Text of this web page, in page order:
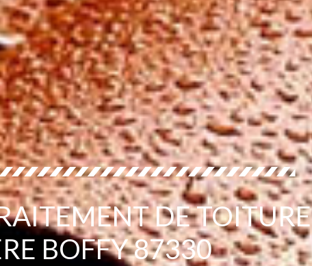
DE TOITURE
BOFFY 87330